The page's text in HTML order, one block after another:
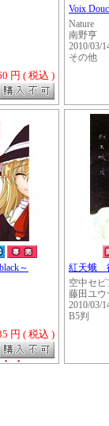
・
円 ( 税込 )
Voix
Nature
南野亨
2010/03/
その他
～
円 ( 税込 )
紅天蛾
空中セピ
藤田ユ
2010/03/
B5判